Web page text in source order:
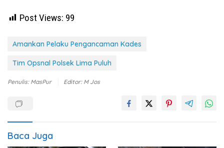
Post Views: 99
Amankan Pelaku Pengancaman Kades
Tim Opsnal Polsek Lima Puluh
Penulis: MasPur Editor: M Jos
Baca Juga